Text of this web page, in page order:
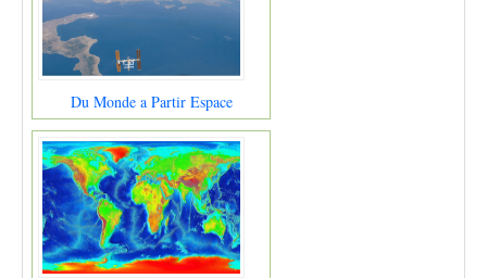
Du Monde a Partir Espace